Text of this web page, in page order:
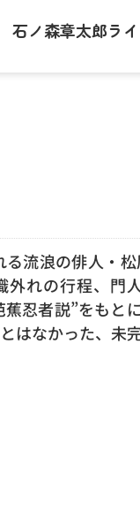
石ノ森章太郎ラ
流浪の俳人・
れの行程、門
忍者説”をもと
はなかった、未